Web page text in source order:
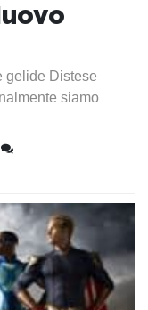
gelide Distese
siamo